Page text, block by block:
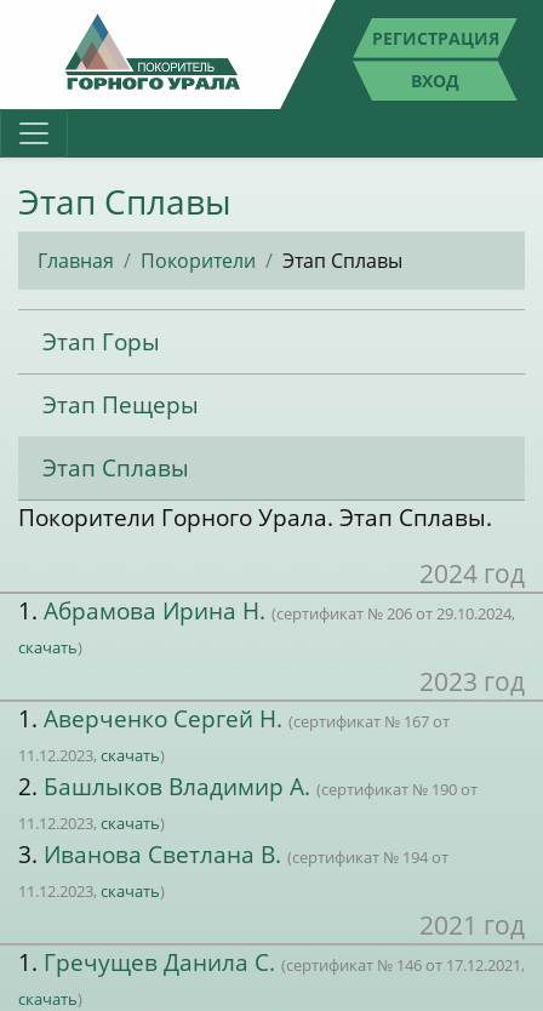
РЕГИСТРАЦИЯ
ВХОД
Этап Сплавы
Главная Покорители Этап Сплавы
Этап Горы
Этап Пещеры
Этап Сплавы
Покорители Горного Урала. Этап Сплавы.
2024 год
1. Абрамова Ирина Н. (сертификат № 206 от 29.10.2024,
скачать)
2023 год
1. Аверченко Сергей Н. (сертификат № 167 от
11.12.2023, скачать)
2. Башлыков Владимир А. (сертификат № 190 от
11.12.2023, скачать)
3. Иванова Светлана В. (сертификат № 194 от
11.12.2023, скачать)
2021 год
1. Гречущев Данила С. (сертификат № 146 от 17.12.2021,
скачать)